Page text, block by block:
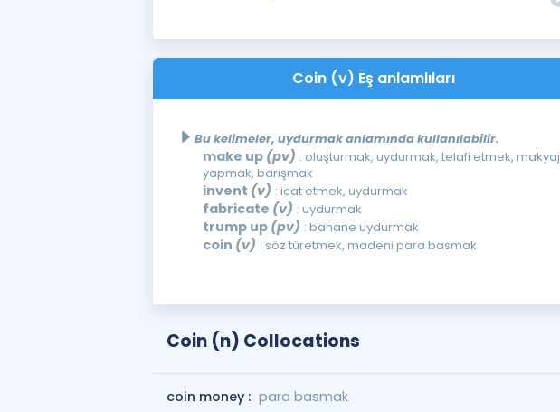
Coin (v) Eş anlamlıları
Bu kelimeler, uydurmak anlamında kullanılabilir.
make up (pv) : oluşturmak, uydurmak, telafi etmek, makyaj
yapmak, barışmak
invent (v) : icat etmek, uydurmak
fabricate (v) : uydurmak
trump up (pv) : bahane uydurmak
coin (v) : söz türetmek, madeni para basmak
Coin (n) Collocations
coin money : para basmak